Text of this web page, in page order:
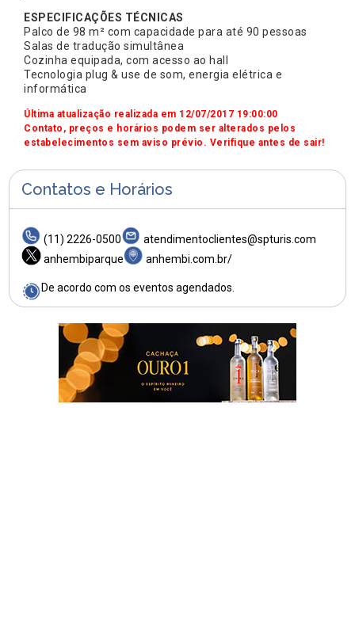
ESPECIFICAÇÕES TÉCNICAS
Palco de 98 m² com capacidade para até 90 pessoas
Salas de tradução simultânea
Cozinha equipada, com acesso ao hall
Tecnologia plug & use de som, energia elétrica e
informática
Última atualização realizada em 12/07/2017 19:00:00
Contato, preços e horários podem ser alterados pelos
estabelecimentos sem aviso prévio. Verifique antes de sair!
Contatos e Horários
(11) 2226-0500
atendimentoclientes@spturis.com
anhembiparque
anhembi.com.br/
De acordo com os eventos agendados.